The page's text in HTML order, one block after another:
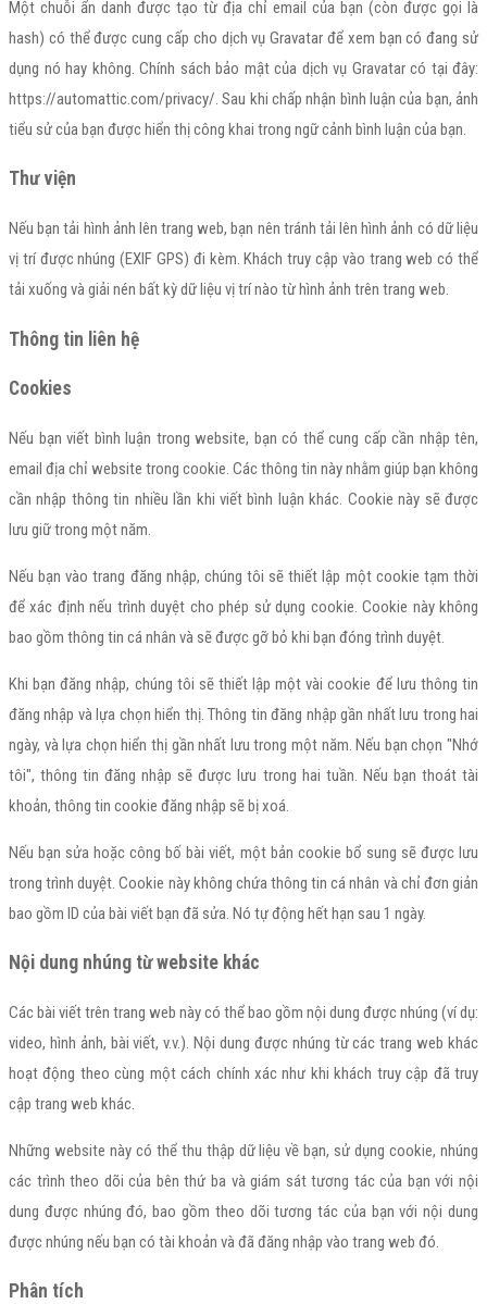
Một chuỗi ẩn danh được tạo từ địa chỉ email của bạn (còn được gọi là
hash) có thể được cung cấp cho dịch vụ Gravatar để xem bạn có đang sử
dụng nó hay không. Chính sách bảo mật của dịch vụ Gravatar có tại đây:
https://automattic.com/privacy/. Sau khi chấp nhận bình luận của bạn, ảnh
tiểu sử của bạn được hiển thị công khai trong ngữ cảnh bình luận của bạn.
Thư viện
Nếu bạn tải hình ảnh lên trang web, bạn nên tránh tải lên hình ảnh có dữ liệu
vị trí được nhúng (EXIF GPS) đi kèm. Khách truy cập vào trang web có thể
tải xuống và giải nén bất kỳ dữ liệu vị trí nào từ hình ảnh trên trang web.
Thông tin liên hệ
Cookies
Nếu bạn viết bình luận trong website, bạn có thể cung cấp cần nhập tên,
email địa chỉ website trong cookie. Các thông tin này nhằm giúp bạn không
cần nhập thông tin nhiều lần khi viết bình luận khác. Cookie này sẽ được
lưu giữ trong một năm.
Nếu bạn vào trang đăng nhập, chúng tôi sẽ thiết lập một cookie tạm thời
để xác định nếu trình duyệt cho phép sử dụng cookie. Cookie này không
bao gồm thông tin cá nhân và sẽ được gỡ bỏ khi bạn đóng trình duyệt.
Khi bạn đăng nhập, chúng tôi sẽ thiết lập một vài cookie để lưu thông tin
đăng nhập và lựa chọn hiển thị. Thông tin đăng nhập gần nhất lưu trong hai
ngày, và lựa chọn hiển thị gần nhất lưu trong một năm. Nếu bạn chọn "Nhớ
tôi", thông tin đăng nhập sẽ được lưu trong hai tuần. Nếu bạn thoát tài
khoản, thông tin cookie đăng nhập sẽ bị xoá.
Nếu bạn sửa hoặc công bố bài viết, một bản cookie bổ sung sẽ được lưu
trong trình duyệt. Cookie này không chứa thông tin cá nhân và chỉ đơn giản
bao gồm ID của bài viết bạn đã sửa. Nó tự động hết hạn sau 1 ngày.
Nội dung nhúng từ website khác
Các bài viết trên trang web này có thể bao gồm nội dung được nhúng (ví dụ:
video, hình ảnh, bài viết, v.v.). Nội dung được nhúng từ các trang web khác
hoạt động theo cùng một cách chính xác như khi khách truy cập đã truy
cập trang web khác.
Những website này có thể thu thập dữ liệu về bạn, sử dụng cookie, nhúng
các trình theo dõi của bên thứ ba và giám sát tương tác của bạn với nội
dung được nhúng đó, bao gồm theo dõi tương tác của bạn với nội dung
được nhúng nếu bạn có tài khoản và đã đăng nhập vào trang web đó.
Phân tích